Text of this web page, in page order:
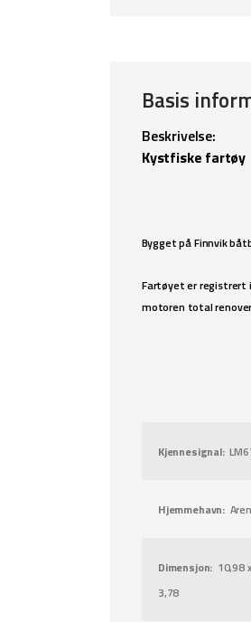
Basis
Beskrivelse:
Kystfiske fartøy
Bygget på Finnvik
Fartøyet er registrert
motoren total
Kjennesignal:
Hjemmehavn:
Dimensjon: 10,98 x
3,78